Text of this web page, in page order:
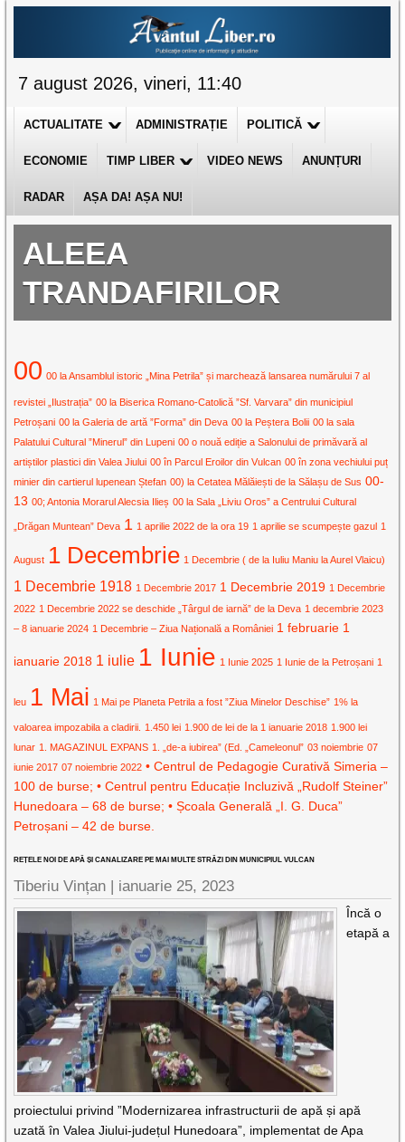
7 august 2026, vineri, 11:40
ACTUALITATE ADMINISTRAȚIE POLITICĂ
ECONOMIE TIMP LIBER VIDEO NEWS ANUNȚURI
RADAR AȘA DA! AȘA NU!
ALEEA
TRANDAFIRILOR
00 00 la Ansamblul istoric „Mina Petrila” și marchează lansarea numărului 7 al
revistei „Ilustrația” 00 la Biserica Romano-Catolică ”Sf. Varvara” din municipiul
Petroșani 00 la Galeria de artă ”Forma” din Deva 00 la Peștera Bolii 00 la sala
Palatului Cultural ”Minerul” din Lupeni 00 o nouă ediție a Salonului de primăvară al
artiștilor plastici din Valea Jiului 00 în Parcul Eroilor din Vulcan 00 în zona vechiului puț
minier din cartierul lupenean Ștefan 00) la Cetatea Mălăiești de la Sălașu de Sus 00-
13 00; Antonia Morarul Alecsia Ilieș 00 la Sala „Liviu Oros” a Centrului Cultural
„Drăgan Muntean” Deva 1 1 aprilie 2022 de la ora 19 1 aprilie se scumpește gazul 1
August 1 Decembrie 1 Decembrie ( de la Iuliu Maniu la Aurel Vlaicu)
1 Decembrie 1918 1 Decembrie 2017 1 Decembrie 2019 1 Decembrie
2022 1 Decembrie 2022 se deschide „Târgul de iarnă” de la Deva 1 decembrie 2023
– 8 ianuarie 2024 1 Decembrie – Ziua Națională a României 1 februarie 1
ianuarie 2018 1 iulie 1 Iunie 1 Iunie 2025 1 Iunie de la Petroșani 1
leu 1 Mai 1 Mai pe Planeta Petrila a fost ”Ziua Minelor Deschise” 1% la
valoarea impozabila a cladirii. 1.450 lei 1.900 de lei de la 1 ianuarie 2018 1.900 lei
lunar 1. MAGAZINUL EXPANS 1. „de-a iubirea” (Ed. „Cameleonul” 03 noiembrie 07
iunie 2017 07 noiembrie 2022 • Centrul de Pedagogie Curativă Simeria –
100 de burse; • Centrul pentru Educație Incluzivă „Rudolf Steiner”
Hunedoara – 68 de burse; • Școala Generală „I. G. Duca”
Petroșani – 42 de burse.
REȚELE NOI DE APĂ ȘI CANALIZARE PE MAI MULTE STRĂZI DIN MUNICIPIUL VULCAN
Tiberiu Vințan | ianuarie 25, 2023
Încă o
etapă a
proiectului privind ”Modernizarea infrastructurii de apă și apă
uzată în Valea Jiului-județul Hunedoara”, implementat de Apa